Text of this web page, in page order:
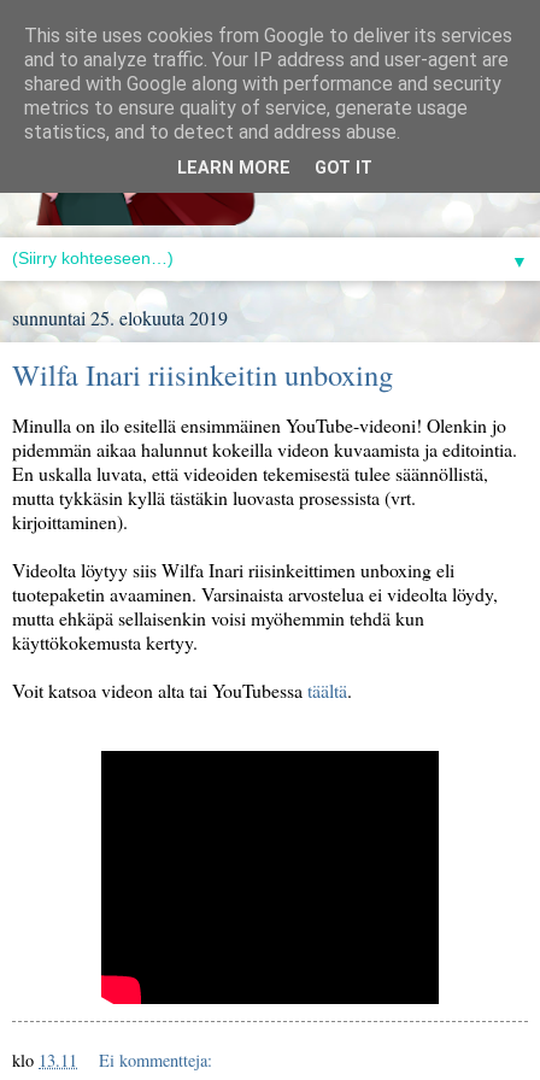
▼
sunnuntai 25. elokuuta 2019
Wilfa Inari riisinkeitin unboxing
Minulla on ilo esitellä ensimmäinen YouTube-videoni! Olenkin jo
pidemmän aikaa halunnut kokeilla videon kuvaamista ja editointia.
En uskalla luvata, että videoiden tekemisestä tulee säännöllistä,
mutta tykkäsin kyllä tästäkin luovasta prosessista (vrt.
kirjoittaminen).
Videolta löytyy siis Wilfa Inari riisinkeittimen unboxing eli
tuotepaketin avaaminen. Varsinaista arvostelua ei videolta löydy,
mutta ehkäpä sellaisenkin voisi myöhemmin tehdä kun
käyttökokemusta kertyy.
Voit katsoa videon alta tai YouTubessa täältä.
klo 13.11 Ei kommentteja:
This site uses cookies from Google to deliver its services
and to analyze traffic. Your IP address and user-agent are
shared with Google along with performance and security
metrics to ensure quality of service, generate usage
statistics, and to detect and address abuse.
LEARN MORE GOT IT